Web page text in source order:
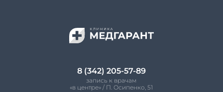
8 (342) 205-57-89
запись к врачам
«в центре» / П. Осипенко, 51